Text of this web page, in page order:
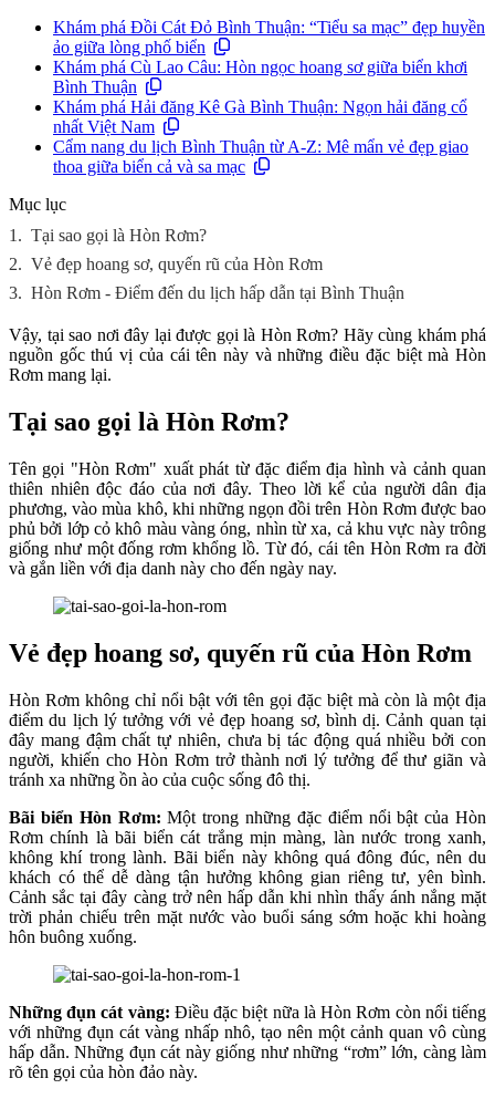
Khám phá Đồi Cát Đỏ Bình Thuận: “Tiểu sa mạc” đẹp huyền
ảo giữa lòng phố biển
Khám phá Cù Lao Câu: Hòn ngọc hoang sơ giữa biển khơi
Bình Thuận
Khám phá Hải đăng Kê Gà Bình Thuận: Ngọn hải đăng cổ
nhất Việt Nam
Cẩm nang du lịch Bình Thuận từ A-Z: Mê mẩn vẻ đẹp giao
thoa giữa biển cả và sa mạc
Mục lục
1. Tại sao gọi là Hòn Rơm?
2. Vẻ đẹp hoang sơ, quyến rũ của Hòn Rơm
3. Hòn Rơm - Điểm đến du lịch hấp dẫn tại Bình Thuận
Vậy, tại sao nơi đây lại được gọi là Hòn Rơm? Hãy cùng khám phá
nguồn gốc thú vị của cái tên này và những điều đặc biệt mà Hòn
Rơm mang lại.
Tại sao gọi là Hòn Rơm?
Tên gọi "Hòn Rơm" xuất phát từ đặc điểm địa hình và cảnh quan
thiên nhiên độc đáo của nơi đây. Theo lời kể của người dân địa
phương, vào mùa khô, khi những ngọn đồi trên Hòn Rơm được bao
phủ bởi lớp cỏ khô màu vàng óng, nhìn từ xa, cả khu vực này trông
giống như một đống rơm khổng lồ. Từ đó, cái tên Hòn Rơm ra đời
và gắn liền với địa danh này cho đến ngày nay.
Vẻ đẹp hoang sơ, quyến rũ của Hòn Rơm
Hòn Rơm không chỉ nổi bật với tên gọi đặc biệt mà còn là một địa
điểm du lịch lý tưởng với vẻ đẹp hoang sơ, bình dị. Cảnh quan tại
đây mang đậm chất tự nhiên, chưa bị tác động quá nhiều bởi con
người, khiến cho Hòn Rơm trở thành nơi lý tưởng để thư giãn và
tránh xa những ồn ào của cuộc sống đô thị.
Bãi biển Hòn Rơm: Một trong những đặc điểm nổi bật của Hòn
Rơm chính là bãi biển cát trắng mịn màng, làn nước trong xanh,
không khí trong lành. Bãi biển này không quá đông đúc, nên du
khách có thể dễ dàng tận hưởng không gian riêng tư, yên bình.
Cảnh sắc tại đây càng trở nên hấp dẫn khi nhìn thấy ánh nắng mặt
trời phản chiếu trên mặt nước vào buổi sáng sớm hoặc khi hoàng
hôn buông xuống.
Những đụn cát vàng: Điều đặc biệt nữa là Hòn Rơm còn nổi tiếng
với những đụn cát vàng nhấp nhô, tạo nên một cảnh quan vô cùng
hấp dẫn. Những đụn cát này giống như những “rơm” lớn, càng làm
rõ tên gọi của hòn đảo này.